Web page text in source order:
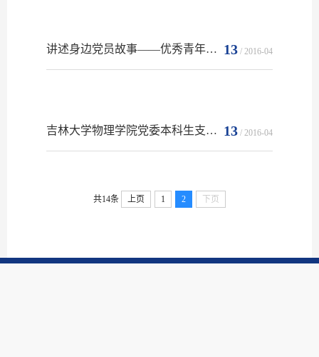
13 / 2016-04
讲述身边党员故事——优秀青年教师段德芳
13 / 2016-04
吉林大学物理学院党委本科生支部事迹材料
共14条 上页 1 2 下页